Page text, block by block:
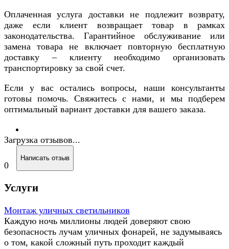
Оплаченная услуга доставки не подлежит возврату,
даже если клиент возвращает товар в рамках
законодательства. Гарантийное обслуживание или
замена товара не включает повторную бесплатную
доставку – клиенту необходимо организовать
транспортировку за свой счет.
Если у вас остались вопросы, наши консультанты
готовы помочь. Свяжитесь с нами, и мы подберем
оптимальный вариант доставки для вашего заказа.
Загрузка отзывов...
0
Написать отзыв
Услуги
Монтаж уличных светильников
Каждую ночь миллионы людей доверяют свою
безопасность лучам уличных фонарей, не задумываясь
о том, какой сложный путь проходит каждый